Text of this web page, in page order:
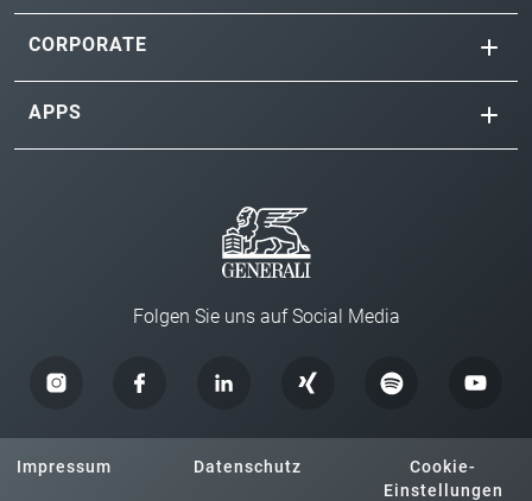
CORPORATE
APPS
Folgen Sie uns auf Social Media
Impressum Datenschutz
Cookie-
Einstellungen